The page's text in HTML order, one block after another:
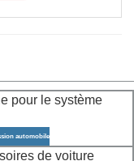
automobile